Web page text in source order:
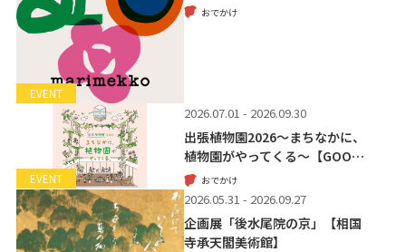
EVENT
おでかけ
EVENT
2026.07.01 - 2026.09.30
出張植物園2026～まちなかに、
植物園がやってくる～【GOO…
おでかけ
2026.05.31 - 2026.09.27
企画展「後水尾院の京」【相国
寺承天閣美術館】